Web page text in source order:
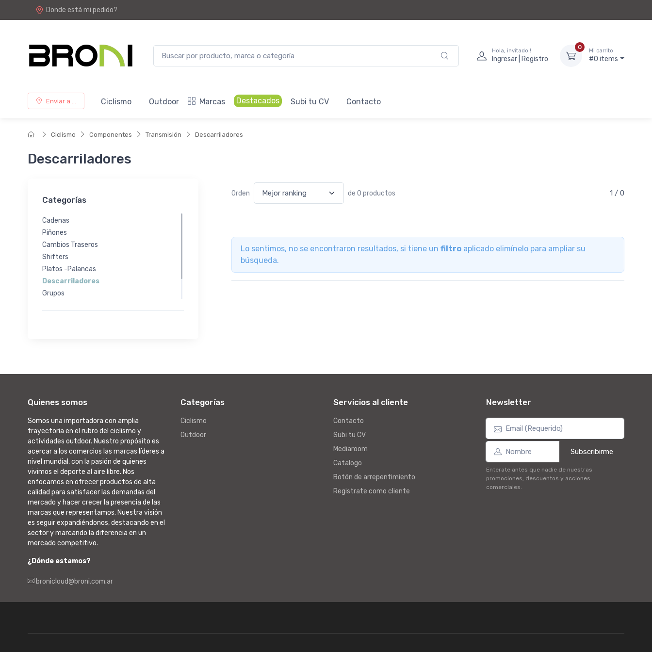
Donde está mi pedido?
Hola, invitado !
Ingresar | Registro
0
Mi carrito
#0 items
Enviar a ... Ciclismo Outdoor Marcas Destacados Subi tu CV Contacto
Ciclismo Componentes Transmisión Descarriladores
Descarriladores
Categorías
Cadenas
Piñones
Cambios Traseros
Shifters
Platos -Palancas
Descarriladores
Grupos
Orden de 0 productos 1 / 0
Lo sentimos, no se encontraron resultados, si tiene un filtro aplicado elimínelo para ampliar su
búsqueda.
Quienes somos
Somos una importadora con amplia
trayectoria en el rubro del ciclismo y
actividades outdoor. Nuestro propósito es
acercar a los comercios las marcas líderes a
nivel mundial, con la pasión de quienes
vivimos el deporte al aire libre. Nos
enfocamos en ofrecer productos de alta
calidad para satisfacer las demandas del
mercado y hacer crecer la presencia de las
marcas que representamos. Nuestra visión
es seguir expandiéndonos, destacando en el
sector y marcando la diferencia en un
mercado competitivo.
¿Dónde estamos?
bronicloud@broni.com.ar
Categorías
Ciclismo
Outdoor
Servicios al cliente
Contacto
Subi tu CV
Mediaroom
Catalogo
Botón de arrepentimiento
Registrate como cliente
Newsletter
Subscribirme
Enterate antes que nadie de nuestras
promociones, descuentos y acciones
comerciales.